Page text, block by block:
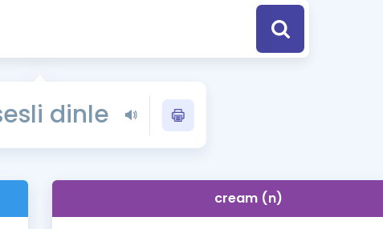
Tüm ÖSYM Sınavları Tek Takvimde
YDS - YÖKDİL Tüm Sınavlarla İlgili Haberler
İngilizce Gramer
dinle
cream (n)